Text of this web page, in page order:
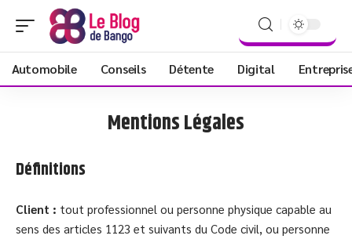
Automobile Conseils Détente Digital
Mentions Légales
Définitions
Client : tout professionnel ou personne physique capable au
sens des articles 1123 et suivants du Code civil, ou personne